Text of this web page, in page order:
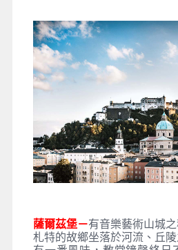
薩爾茲堡－有音樂藝術山城
札特的故鄉坐落於河流、丘